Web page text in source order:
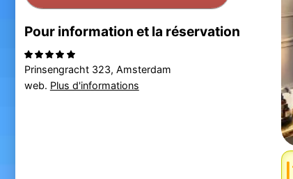
Pour information et la réservation
Prinsengracht 323, Amsterdam
web. Plus d'informations